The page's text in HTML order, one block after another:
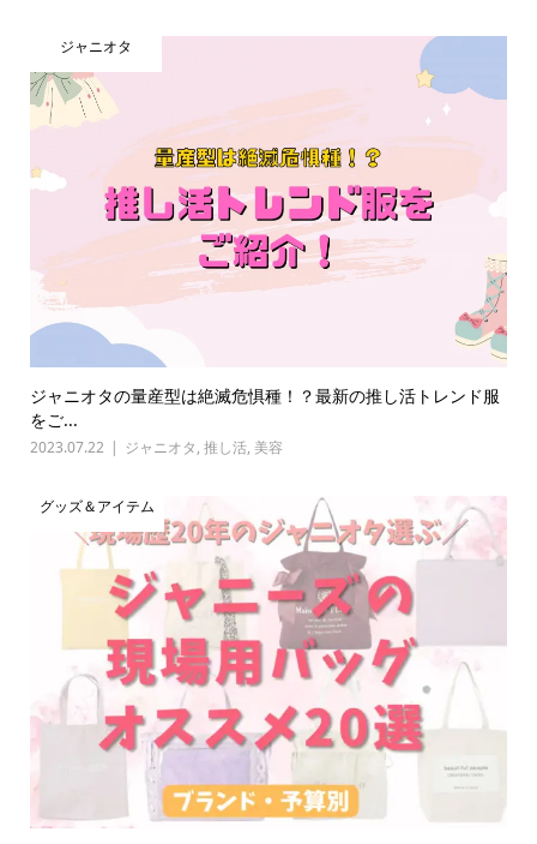
ジャニオタ
ジャニオタの量産型は絶滅危惧種！？最新の推し活トレンド服
をご...
2023.07.22 ジャニオタ, 推し活, 美容
グッズ＆アイテム